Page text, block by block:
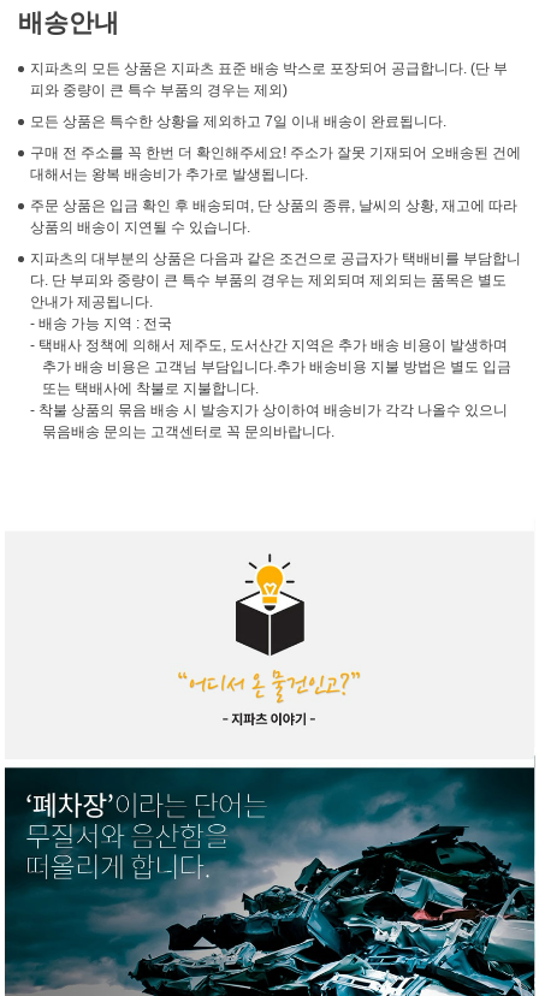
배송안내
지파츠의 모든 상품은 지파츠 표준 배송 박스로 포장되어 공급합니다. (단 부
피와 중량이 큰 특수 부품의 경우는 제외)
모든 상품은 특수한 상황을 제외하고 7일 이내 배송이 완료됩니다.
구매 전 주소를 꼭 한번 더 확인해주세요! 주소가 잘못 기재되어 오배송된 건에
대해서는 왕복 배송비가 추가로 발생됩니다.
주문 상품은 입금 확인 후 배송되며, 단 상품의 종류, 날씨의 상황, 재고에 따라
상품의 배송이 지연될 수 있습니다.
지파츠의 대부분의 상품은 다음과 같은 조건으로 공급자가 택배비를 부담합니
다. 단 부피와 중량이 큰 특수 부품의 경우는 제외되며 제외되는 품목은 별도
안내가 제공됩니다.
- 배송 가능 지역 : 전국
- 택배사 정책에 의해서 제주도, 도서산간 지역은 추가 배송 비용이 발생하며
추가 배송 비용은 고객님 부담입니다.추가 배송비용 지불 방법은 별도 입금
또는 택배사에 착불로 지불합니다.
- 착불 상품의 묶음 배송 시 발송지가 상이하여 배송비가 각각 나올수 있으니
묶음배송 문의는 고객센터로 꼭 문의바랍니다.